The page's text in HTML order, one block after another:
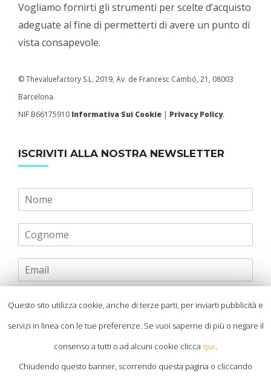
Vogliamo fornirti gli strumenti per scelte d’acquisto
adeguate al fine di permetterti di avere un punto di
vista consapevole.
© Thevaluefactory S.L. 2019, Av. de Francesc Cambó, 21, 08003
Barcelona.
NIF B66175910 Informativa Sui Cookie | Privacy Policy.
ISCRIVITI ALLA NOSTRA NEWSLETTER
Cliccando su iscriviti dichiari di aver letto e
Invia
Questo sito utilizza cookie, anche di terze parti, per inviarti pubblicità e
servizi in linea con le tue preferenze. Se vuoi saperne di più o negare il
consenso a tutti o ad alcuni cookie clicca qui
Chiudendo questo banner, scorrendo questa pagina o cliccando